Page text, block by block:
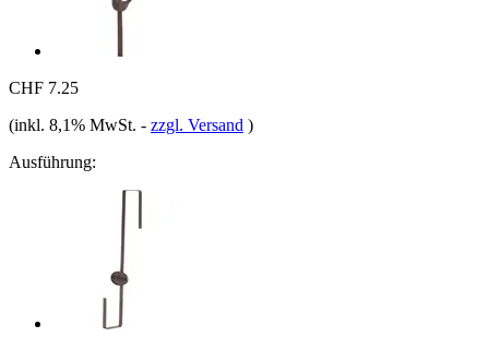
CHF 7.25
(inkl. 8,1% MwSt. - zzgl. Versand )
Ausführung: